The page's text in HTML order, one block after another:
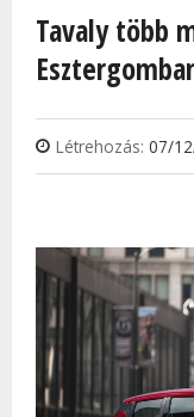
Tavaly több
Létrehozás: 07/